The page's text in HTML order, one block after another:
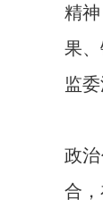
精
果
监
政
合